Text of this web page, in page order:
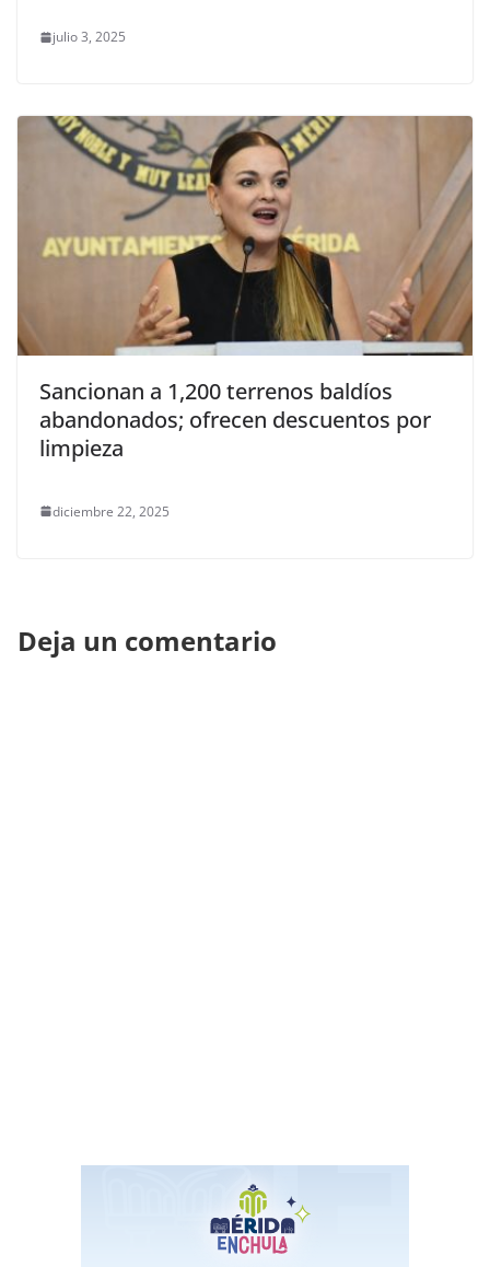
julio 3, 2025
Sancionan a 1,200 terrenos baldíos
abandonados; ofrecen descuentos por
limpieza
diciembre 22, 2025
Deja un comentario